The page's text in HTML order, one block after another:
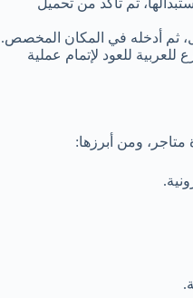
ثم تأكد من تحميل
ثم أدخله في المكان المخصص.
للعود لإتمام عملية
ومن أبرزها: